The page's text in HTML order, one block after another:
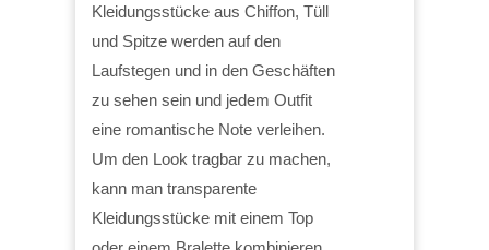
Kleidungsstücke aus Chiffon, Tüll
und Spitze werden auf den
Laufstegen und in den Geschäften
zu sehen sein und jedem Outfit
eine romantische Note verleihen.
Um den Look tragbar zu machen,
kann man transparente
Kleidungsstücke mit einem Top